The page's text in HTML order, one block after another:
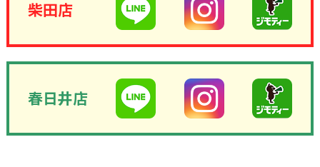
柴田店
春日井店